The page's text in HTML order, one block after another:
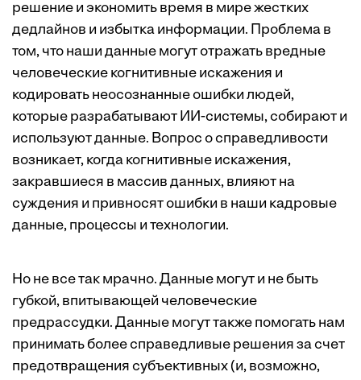
решение и экономить время в мире жестких
дедлайнов и избытка информации. Проблема в
том, что наши данные могут отражать вредные
человеческие когнитивные искажения и
кодировать неосознанные ошибки людей,
которые разрабатывают ИИ-системы, собирают и
используют данные. Вопрос о справедливости
возникает, когда когнитивные искажения,
закравшиеся в массив данных, влияют на
суждения и привносят ошибки в наши кадровые
данные, процессы и технологии.
Но не все так мрачно. Данные могут и не быть
губкой, впитывающей человеческие
предрассудки. Данные могут также помогать нам
принимать более справедливые решения за счет
предотвращения субъективных (и, возможно,